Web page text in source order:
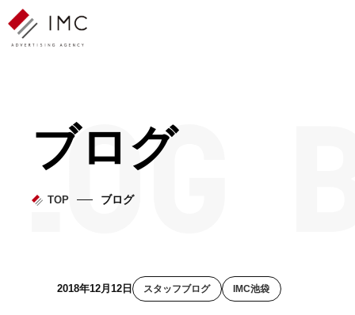
ブログ
TOP ブログ
2018年12月12日 スタッフブログ IMC池袋